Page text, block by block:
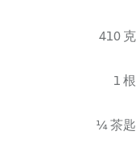
410 克
1 根
¼ 茶匙